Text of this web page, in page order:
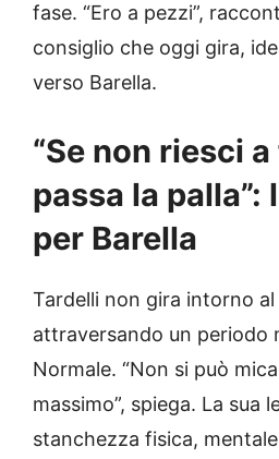
fase. “Ero a pezzi”,
consiglio che oggi gira,
verso Barella.
“Se non riesci
passa la palla”:
per Barella
Tardelli non gira intorno
attraversando un periodo
Normale. “Non si può
massimo”, spiega. La sua
stanchezza fisica,